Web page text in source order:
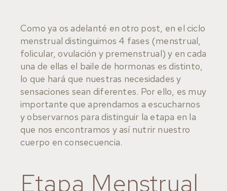
Como ya os adelanté en otro post, en el ciclo
menstrual distinguimos 4 fases (menstrual,
folicular, ovulación y premenstrual) y en cada
una de ellas el baile de hormonas es distinto,
lo que hará que nuestras necesidades y
sensaciones sean diferentes. Por ello, es muy
importante que aprendamos a escucharnos
y observarnos para distinguir la etapa en la
que nos encontramos y así nutrir nuestro
cuerpo en consecuencia.
Etapa Menstrual